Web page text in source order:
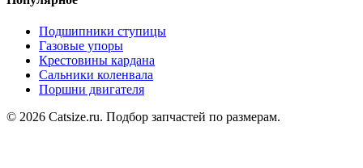
Подшипники ступицы
Газовые упоры
Крестовины кардана
Сальники коленвала
Поршни двигателя
© 2026 Catsize.ru. Подбор запчастей по размерам.